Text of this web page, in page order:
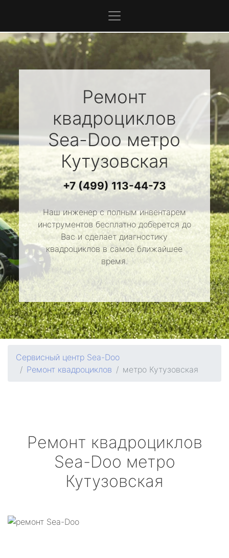
Ремонт
квадроциклов
Sea-Dooметро
Кутузовская
+7 (499) 113-44-73
Наш инженер с полным инвентарем
инструментов бесплатно доберется до
Вас и сделает диагностику
квадроциклов в самое ближайшее
время.
Сервисный центр Sea-Doo
Ремонт квадроциклов
метро Кутузовская
Ремонт квадроциклов
Sea-Doo метро
Кутузовская